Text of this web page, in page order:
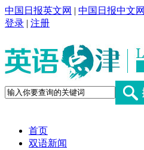
中国日报英文网 | 中国日报中文网
登录 | 注册
首页
双语新闻